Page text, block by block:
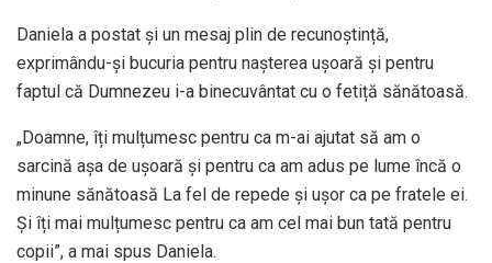
Daniela a postat și un mesaj plin de recunoștință,
exprimându-și bucuria pentru nașterea ușoară și pentru
faptul că Dumnezeu i-a binecuvântat cu o fetiță sănătoasă.
„Doamne, îți mulțumesc pentru ca m-ai ajutat să am o
sarcină aşa de uşoară şi pentru ca am adus pe lume încă o
minune sănătoasă La fel de repede şi uşor ca pe fratele ei.
Şi îți mai mulțumesc pentru ca am cel mai bun tată pentru
copii”, a mai spus Daniela.